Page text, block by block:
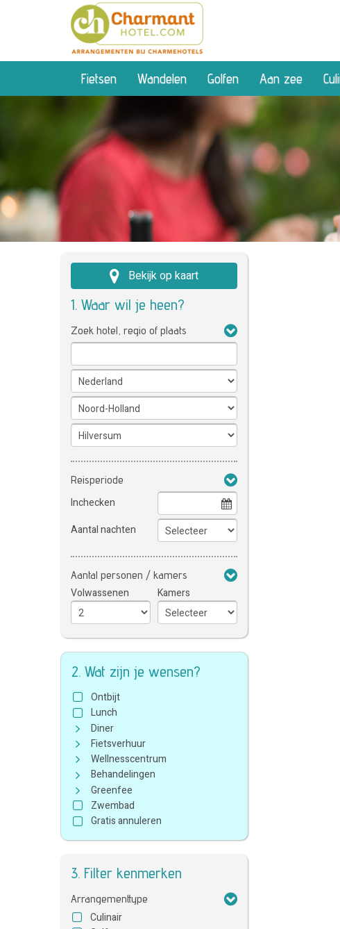
Fietsen Wandelen Golfen Aan zee
Bekijk op kaart
1. Waar wil je heen?
Zoek hotel, regio of plaats
Reisperiode
Inchecken
Aantal nachten
Aantal personen / kamers
Volwassenen Kamers
2. Wat zijn je wensen?
Ontbijt
Lunch
Diner
Fietsverhuur
Wellnesscentrum
Behandelingen
Greenfee
Zwembad
Gratis annuleren
3. Filter kenmerken
Arrangementtype
Culinair